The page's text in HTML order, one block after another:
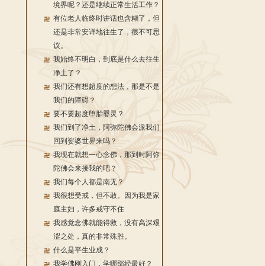
境界呢？还是继续正常生活工作？
有位老人临终时讲话也含糊了，但
还是非常安详地往生了，很不可思
议。
我始终不明白，到底是什么去往生
净土了？
我们还有想超度的想法，那是不是
我们的障碍？
要不要超度堕胎婴灵？
我们到了净土，阿弥陀佛会派我们
回到娑婆世界来吗？
我现在就想一心念佛，那到时阿弥
陀佛会来接我的吧？
我们每个人都是南无？
我很想受戒，但不敢。因为我是家
庭主妇，许多戒守不住
我感觉念佛就能得救，没有高深艰
涩之处，真的非常殊胜。
什么是平生业成？
我学佛刚入门，学哪部经最好？